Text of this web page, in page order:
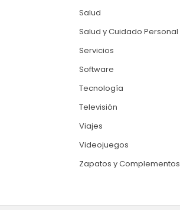
Salud
Salud y Cuidado Personal
Servicios
Software
Tecnología
Televisión
Viajes
Videojuegos
Zapatos y Complementos